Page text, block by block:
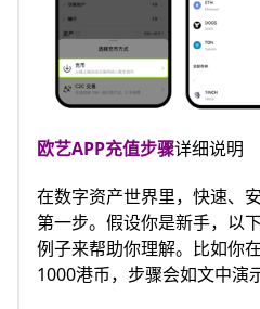
欧艺APP充值步骤详细说明
在数字资产世界里，快速、
第一步。假设你是新手，以
例子来帮助你理解。比如你
1000港币，步骤会如文中演